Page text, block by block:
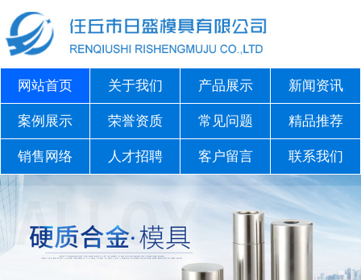
网站首页 关于我们 产品展示 新闻资讯
案例展示 荣誉资质 常见问题 精品推荐
销售网络 人才招聘 客户留言 联系我们